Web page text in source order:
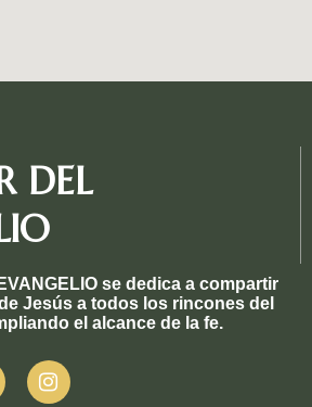
DEL
se dedica a compartir
Jesús a todos los rincones del
el alcance de la fe.
